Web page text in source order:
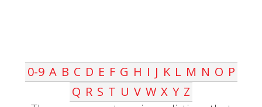
0-9 A B C D E F G H I J K L M N O P
Q R S T U V W X Y Z